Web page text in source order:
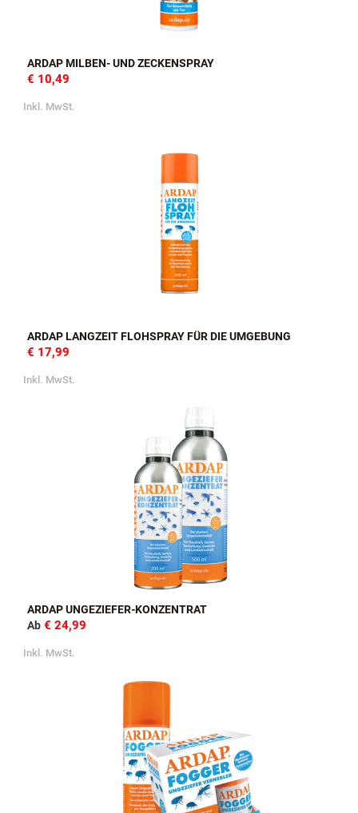
ARDAP MILBEN- UND ZECKENSPRAY
€ 10,49
Inkl. MwSt.
ARDAP LANGZEIT FLOHSPRAY FÜR DIE UMGEBUNG
€ 17,99
Inkl. MwSt.
ARDAP UNGEZIEFER-KONZENTRAT
Ab € 24,99
Inkl. MwSt.